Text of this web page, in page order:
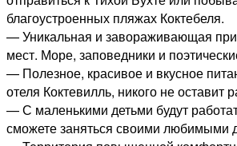
благоустроенных пляжах Коктебеля.
— Уникальная и завораживающая
мест. Море, заповедники и
— Полезное, красивое и вкусное
отеля Коктевилль, никого не
— С маленькими детьми будут
сможете заняться своими любимыми